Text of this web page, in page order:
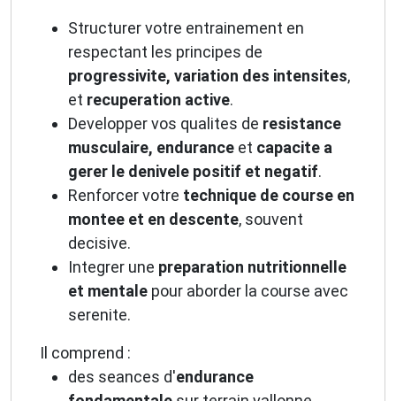
Structurer votre entrainement en
respectant les principes de
progressivite, variation des intensites,
et recuperation active.
Developper vos qualites de resistance
musculaire, endurance et capacite a
gerer le denivele positif et negatif.
Renforcer votre technique de course en
montee et en descente, souvent
decisive.
Integrer une preparation nutritionnelle
et mentale pour aborder la course avec
serenite.
Il comprend :
des seances d'endurance